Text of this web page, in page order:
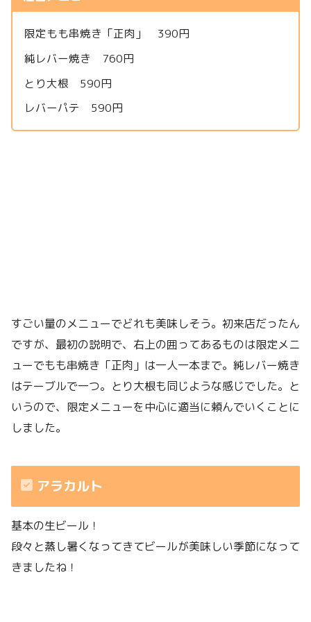
限定もも串焼き「正肉」 390円
純レバー焼き 760円
とり大根 590円
レバーパテ 590円
すごい量のメニューでどれも美味しそう。初来店だったん
ですが、最初の説明で、右上の囲ってあるものは限定メニ
ューでもも串焼き「正肉」は一人一本まで。純レバー焼き
はテーブルで一つ。とり大根も同じような感じでした。と
いうので、限定メニューを中心に適当に頼んでいくことに
しました。
アラカルト
基本の生ビール！
段々と蒸し暑くなってきてビールが美味しい季節になって
きましたね！